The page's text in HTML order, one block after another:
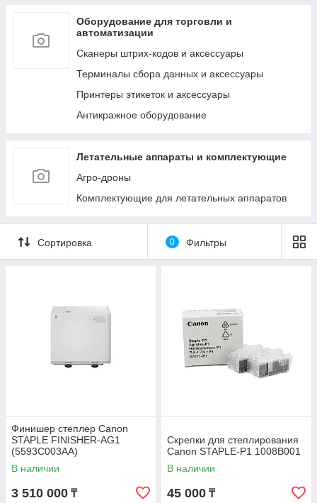
Обучение плаванию (нарукавники, жилеты и
т.д.)
Надувные игрушки для плавания/катания
электрические и ножные)
Оборудование для торговли и
автоматизации
Сканеры штрих-кодов и аксессуары
Терминалы сбора данных и аксессуары
Принтеры этикеток и аксессуары
Антикражное оборудование
Летательные аппараты и комплектующие
Агро-дроны
Комплектующие для летательных аппаратов
Сортировка 0 Фильтры
Финишер степлер Canon
STAPLE FINISHER-AG1
(5593C003AA)
В наличии
3 510 000 ₸
Скрепки для степлирования
Canon STAPLE-P1 1008B001
В наличии
45 000 ₸